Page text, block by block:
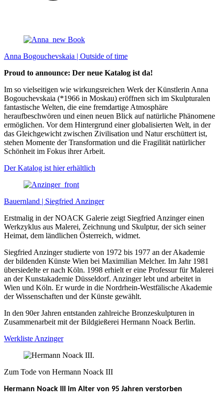
Anna Bogouchevskaia | Outside of time
Proud to announce: Der neue Katalog ist da!
Im so vielseitigen wie wirkungsreichen Werk der Künstlerin Anna
Bogouchevskaia (*1966 in Moskau) eröffnen sich im Skulpturalen
fantastische Welten, die eine fremdartige Atmosphäre
heraufbeschwören und einen neuen Blick auf natürliche Phänomene
ermöglichen. Vor dem Hintergrund einer globalisierten Welt, in der
das Gleichgewicht zwischen Zivilisation und Natur erschüttert ist,
stehen Momente der Transformation und die Fragilität natürlicher
Schönheit im Fokus ihrer Arbeit.
Der Katalog ist hier erhältlich
Bauernland | Siegfried Anzinger
Erstmalig in der NOACK Galerie zeigt Siegfried Anzinger einen
Werkzyklus aus Malerei, Zeichnung und Skulptur, der sich seiner
Heimat, dem ländlichen Österreich, widmet.
Siegfried Anzinger studierte von 1972 bis 1977 an der Akademie
der bildenden Künste Wien bei Maximilian Melcher. Im Jahr 1981
übersiedelte er nach Köln. 1998 erhielt er eine Professur für Malerei
an der Kunstakademie Düsseldorf. Anzinger lebt und arbeitet in
Wien und Köln. Er wurde in die Nordrhein-Westfälische Akademie
der Wissenschaften und der Künste gewählt.
In den 90er Jahren entstanden zahlreiche Bronzeskulpturen in
Zusammenarbeit mit der Bildgießerei Hermann Noack Berlin.
Werkliste Anzinger
Zum Tode von Hermann Noack III
Hermann Noack III im Alter von 95 Jahren verstorben